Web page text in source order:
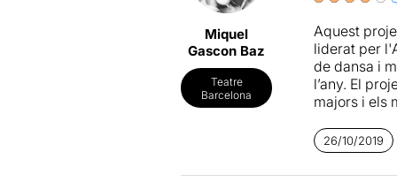
Miquel
Gascon Baz
Teatre
Barcelona
Aquest
liderat per
de dansa i
l’any. El
majors i els
Aquesta
a una presa
biografies i
26/10/2019